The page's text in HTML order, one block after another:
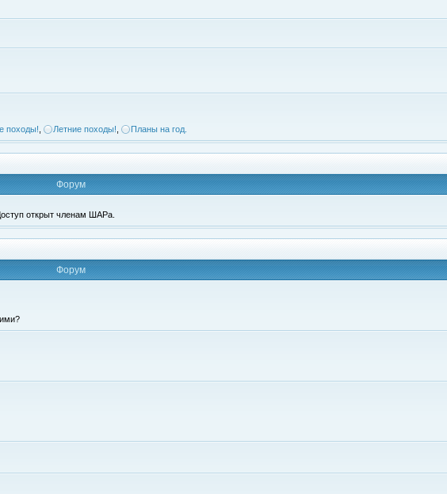
походы! Летние походы! Планы на год.
Форум
открыт членам ШАРа.
Форум